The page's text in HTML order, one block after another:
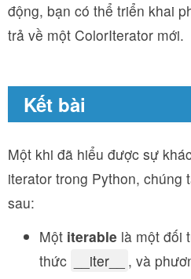
động, bạn có thể triển khai
trả về một ColorIterator mới.
Kết bài
Một khi đã hiểu được sự
iterator trong Python, chúng
sau:
Một iterable là một đối
thức
__iter__
, và